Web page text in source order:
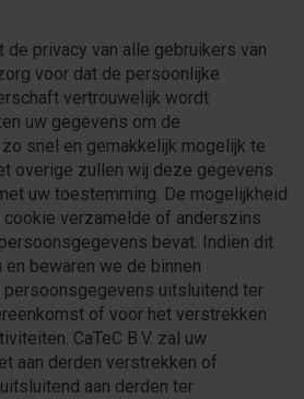
de privacy van alle gebruikers van
voor dat de persoonlijke
vertrouwelijk wordt
uw gegevens om de
snel en gemakkelijk mogelijk te
overige zullen wij deze gegevens
uw toestemming. De mogelijkheid
verzamelde of anderszins
bevat. Indien dit
bewaren we de binnen
persoonsgegevens uitsluitend ter
of voor het verstrekken
CaTeC B.V. zal uw
aan derden verstrekken of
aan derden ter